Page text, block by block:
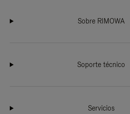
Sobre RIMOWA
Soporte técnico
Servicios